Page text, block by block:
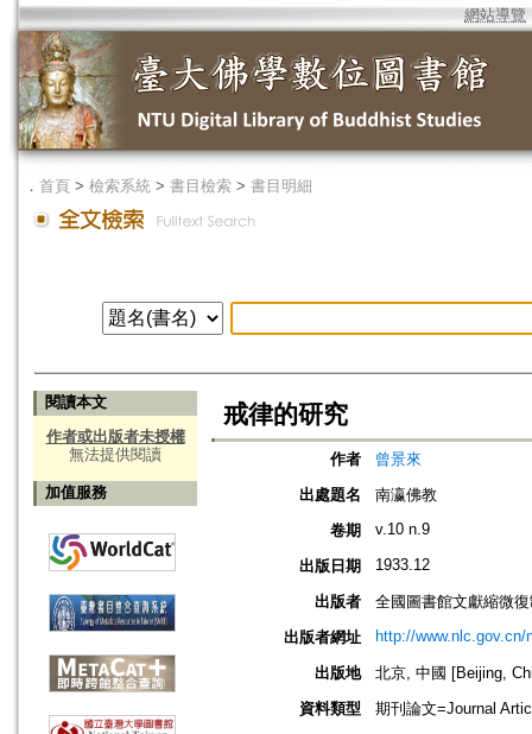
網站導覽
． 首頁 > 檢索系統 > 書目檢索 > 書目明細
閱讀本文
作者或出版者未授權
無法提供閱讀
加值服務
戒律的研究
作者
曾景來
出處題名
南瀛佛教
卷期
v.10 n.9
出版日期 1933.12
出版者
全國圖書館文獻縮微
出版者網址
http://www.nlc.gov.cn/
出版地
北京, 中國 [Beijing,
資料類型
期刊論文=Journal